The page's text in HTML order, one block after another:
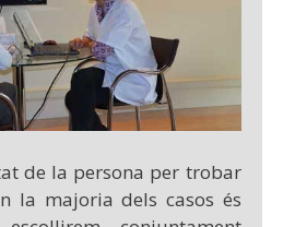
de la persona per trobar
la majoria dels casos és